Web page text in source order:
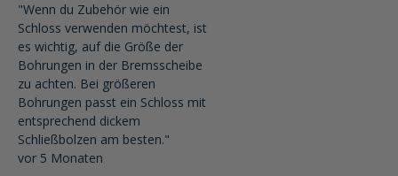
"Wenn du Zubehör wie ein
Schloss verwenden möchtest, ist
es wichtig, auf die Größe der
Bohrungen in der Bremsscheibe
zu achten. Bei größeren
Bohrungen passt ein Schloss mit
entsprechend dickem
Schließbolzen am besten."
vor 5 Monaten